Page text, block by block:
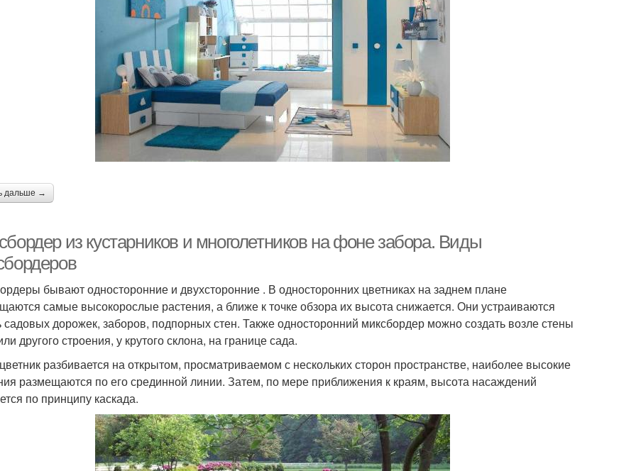
дальше →
из кустарников и многолетников на фоне забора. Виды
бывают односторонние и двухсторонние . В односторонних цветниках на заднем плане
самые высокорослые растения, а ближе к точке обзора их высота снижается. Они устраиваются
садовых дорожек, заборов, подпорных стен. Также односторонний миксбордер можно создать возле стены
другого строения, у крутого склона, на границе сада.
разбивается на открытом, просматриваемом с нескольких сторон пространстве, наиболее высокие
размещаются по его срединной линии. Затем, по мере приближения к краям, высота насаждений
по принципу каскада.